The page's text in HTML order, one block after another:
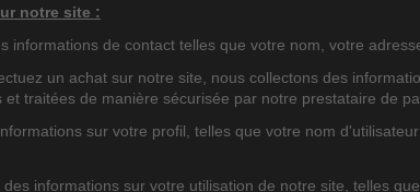
notre site :
informations de contact telles que votre nom, votre
un achat sur notre site, nous collectons des
traitées de manière sécurisée par notre prestataire de
sur votre profil, telles que votre nom
informations sur votre utilisation de notre site, telles